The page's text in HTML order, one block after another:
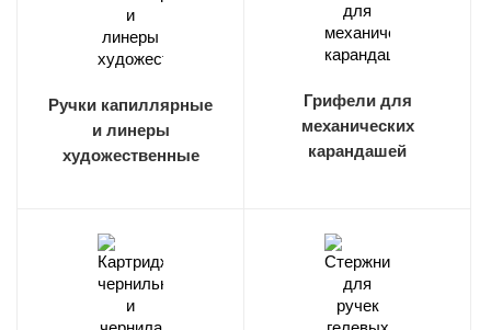
Ручки капиллярные
и линеры
художественные
Грифели для
механических
карандашей